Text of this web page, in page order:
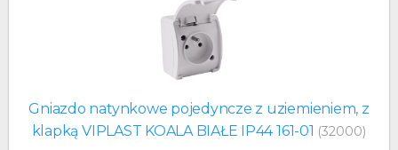
Gniazdo natynkowe pojedyncze z uziemieniem, z
klapką VIPLAST KOALA BIAŁE IP44 161-01 (32000)